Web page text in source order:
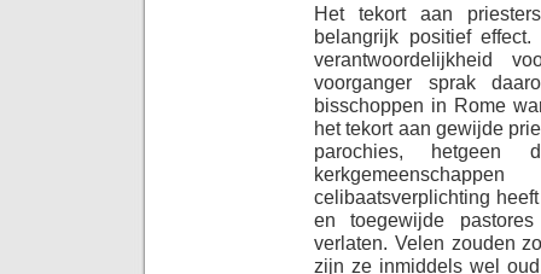
Het tekort aan
belangrijk positief
verantwoordelijkheid
voorganger sprak
bisschoppen in Rome
het tekort aan gewijde
parochies,
celibaatsverplichting
en toegewijde
verlaten. Velen zouden
zijn ze inmiddels wel